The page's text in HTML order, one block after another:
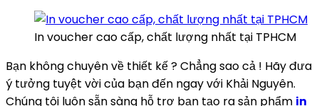
In voucher cao cấp, chất lượng nhất tại TPHCM
Bạn không chuyên về thiết kế ? Chẳng sao cả ! Hãy đưa
ý tưởng tuyệt vời của bạn đến ngay với Khải Nguyên.
Chúng tôi luôn sẵn sàng hỗ trợ bạn tạo ra sản phẩm in